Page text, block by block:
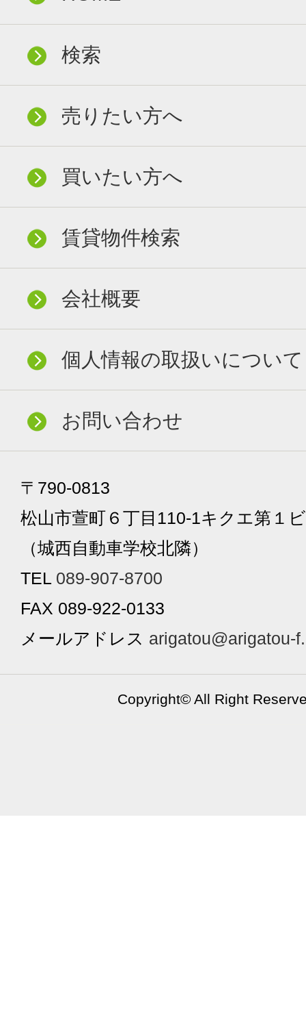
検索
売りたい方へ
買いたい方へ
賃貸物件検索
会社概要
個人情報の取扱いについて
お問い合わせ
〒790-0813
松山市萱町６丁目110-1キクエ第１
（城西自動車学校北隣）
TEL 089-907-8700
FAX 089-922-0133
メールアドレス arigatou@arigatou-
Copyright© All Right